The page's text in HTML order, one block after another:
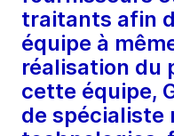
traitants afin
équipe à
réalisation du
cette équipe,
de spécialiste